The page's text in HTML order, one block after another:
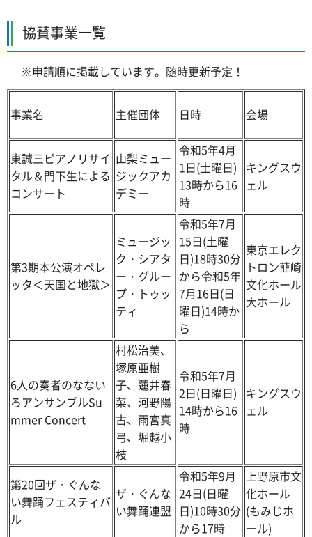
協賛事業一覧
※申請順に掲載しています。随時更新予定！
事業名 主催団体 日時 会場
東誠三ピアノリサイ
タル＆門下生による
コンサート
山梨ミュー
ジックアカ
デミー
令和5年4月
1日(土曜日)
13時から16
時
キングスウ
ェル
第3期本公演オペレ
ッタ＜天国と地獄＞
ミュージッ
ク・シアタ
ー・グルー
プ・トゥッ
ティ
令和5年7月
15日(土曜
日)18時30分
から令和5年
7月16日(日
曜日)14時か
ら
東京エレク
トロン韮崎
文化ホール
大ホール
6人の奏者のなない
ろアンサンブルSu
mmer Concert
村松治美、
塚原亜樹
子、蓮井春
菜、河野陽
古、雨宮真
弓、堀越小
枝
令和5年7月
2日(日曜日)
14時から16
時
キングスウ
ェル
第20回ザ・ぐんな
い舞踊フェスティバ
ル
ザ・ぐんな
い舞踊連盟
令和5年9月
24日(日曜
日)10時30分
から17時
上野原市文
化ホール
(もみじホ
ール)